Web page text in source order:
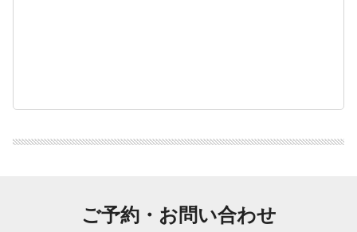
ご予約・お問い合わせ